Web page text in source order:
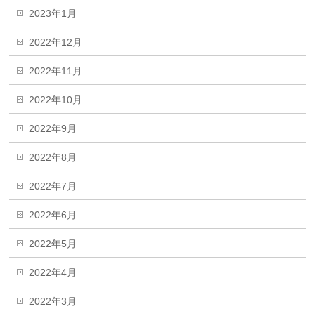
2023年1月
2022年12月
2022年11月
2022年10月
2022年9月
2022年8月
2022年7月
2022年6月
2022年5月
2022年4月
2022年3月